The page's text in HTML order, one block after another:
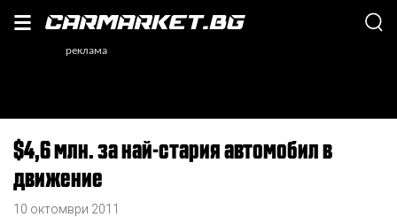
$4,6 млн. за най-стария автомобил в
движение
10 октомври 2011